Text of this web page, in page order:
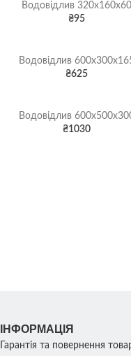
Водовідлив 320х160х60
₴95
Водовідлив
₴625
Водовідлив
₴1030
ІНФОРМАЦІЯ
Гарантія та повернення